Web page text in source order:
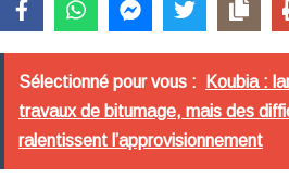
Sélectionné pour vous :
Koubia :
travaux de bitumage, mais des
ralentissent l’approvisionnement